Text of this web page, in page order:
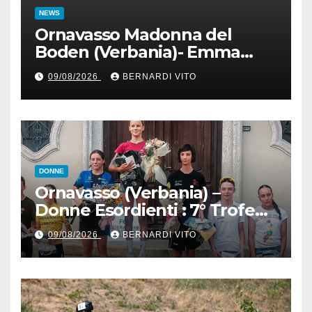
NEWS
Ornavasso Madonna del
Boden (Verbania)- Emma
Cocca per la rivincita su
Firenze, Elisa Paiusco
Sansottera per la riconferma
tra le migliori Donne Allieve
09/08/2026 BERNARDI VITO
DONNE
Ornavasso (Verbania) –
Donne Esordienti : 7° Trofeo
Santuario Madonna del
Boden, Aurora Cerame e
Martina Zavattero le neo
campionesse regionali FCI
Piemonte
09/08/2026 BERNARDI VITO